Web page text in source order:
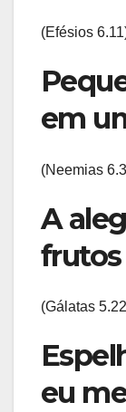
(Efésios
em
(Neemias
A
frutos
(Gálatas
eu